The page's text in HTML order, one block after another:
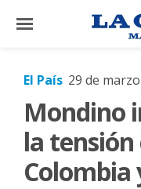
×
El
País
El
Mundo
El País 29 de
Mondino
la
Colombia